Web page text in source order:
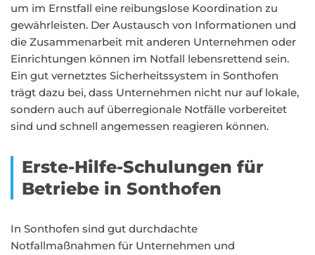
um im Ernstfall eine reibungslose Koordination zu
gewährleisten. Der Austausch von Informationen und
die Zusammenarbeit mit anderen Unternehmen oder
Einrichtungen können im Notfall lebensrettend sein.
Ein gut vernetztes Sicherheitssystem in Sonthofen
trägt dazu bei, dass Unternehmen nicht nur auf lokale,
sondern auch auf überregionale Notfälle vorbereitet
sind und schnell angemessen reagieren können.
Erste-Hilfe-Schulungen für
Betriebe in Sonthofen
In Sonthofen sind gut durchdachte
Notfallmaßnahmen für Unternehmen und